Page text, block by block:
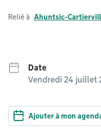
Relié à Ahuntsic-
Date
Vendredi 24 juillet
Ajouter à mon